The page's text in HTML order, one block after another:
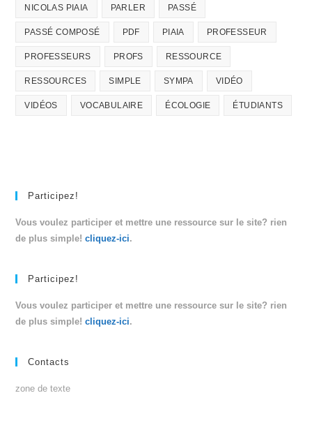
NICOLAS PIAIA PARLER PASSÉ
PASSÉ COMPOSÉ PDF PIAIA PROFESSEUR
PROFESSEURS PROFS RESSOURCE
RESSOURCES SIMPLE SYMPA VIDÉO
VIDÉOS VOCABULAIRE ÉCOLOGIE ÉTUDIANTS
Participez!
Vous voulez participer et mettre une ressource sur le site? rien
de plus simple!cliquez-ici.
Participez!
Vous voulez participer et mettre une ressource sur le site? rien
de plus simple!cliquez-ici.
Contacts
zone de texte